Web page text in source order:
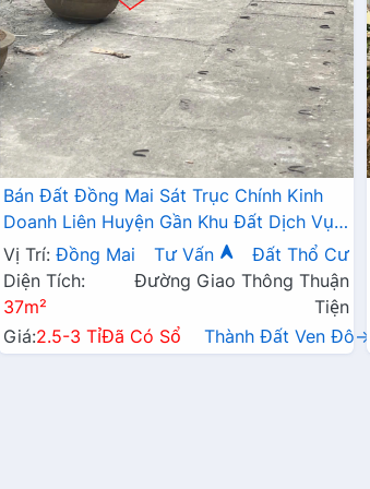
Bán Đất Đồng Mai Sát Trục Chính Kinh
Doanh Liên Huyện Gần Khu Đất Dịch Vụ
Sinh Thái Đồng Mai
Vị Trí: Đồng Mai Tư Vấn
Đất Thổ Cư
Diện Tích:
37m²
Đường Giao Thông Thuận
Tiện
Giá:2.5-3 TỉĐã Có Sổ Thành Đất Ven Đô→